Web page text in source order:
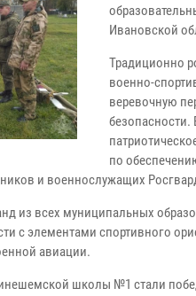
Ивановской
Традиционно
военно-
веревочную
безопасности.
по
и военнослужащих
из всех муниципальных
с элементами спортивного
авиации.
школы №1 стали